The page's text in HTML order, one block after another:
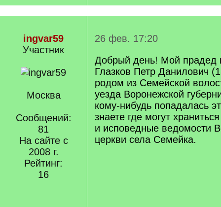
ingvar59
Участник
Москва
Сообщений:
81
На сайте с
2008 г.
Рейтинг:
16
26 фев. 17:20
Добрый день! Мой прадед
Глазков Петр Данилович
родом из Семейской
уезда Воронежской
кому-нибудь попадалась
знаете где могут
и исповедные ведомости
церкви села Семейка.